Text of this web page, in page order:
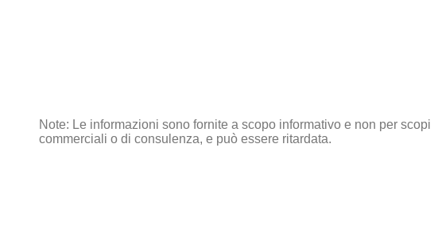
Note: Le informazioni sono fornite a scopo informativo e non per scopi
commerciali o di consulenza, e può essere ritardata.